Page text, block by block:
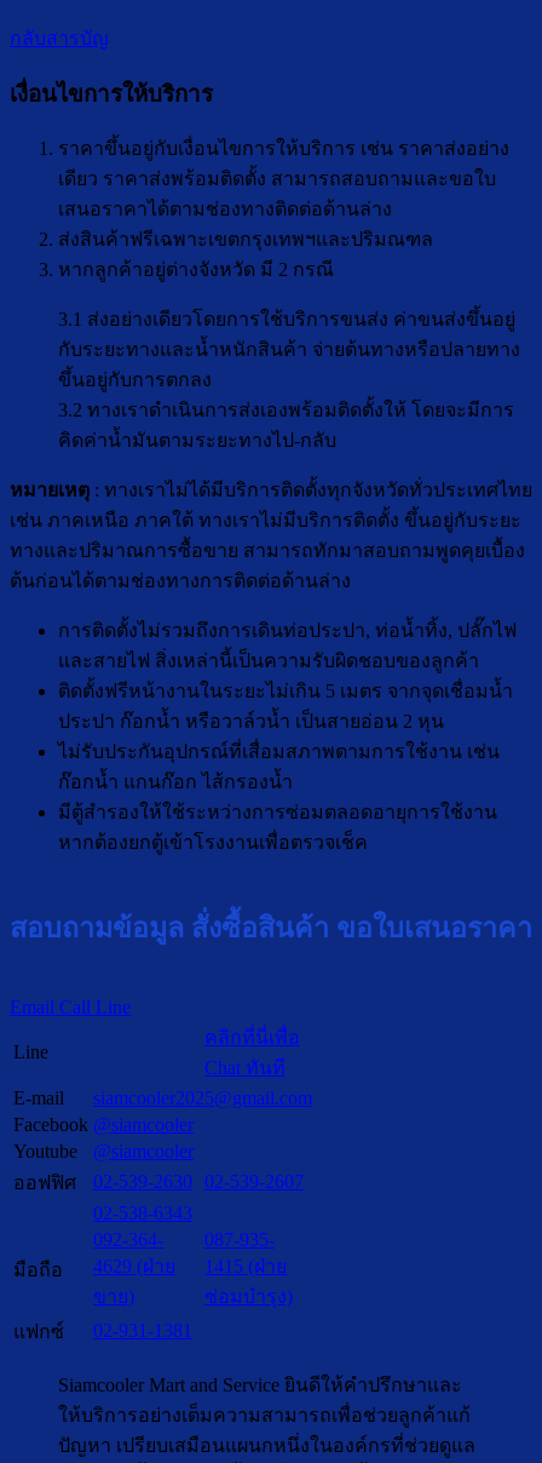
กลับสารบัญ
เงื่อนไขการให้บริการ
ราคาขึ้นอยู่กับเงื่อนไขการให้บริการ เช่น ราคาส่งอย่าง
เดียว ราคาส่งพร้อมติดตั้ง สามารถสอบถามและขอใบ
เสนอราคาได้ตามช่องทางติดต่อด้านล่าง
ส่งสินค้าฟรีเฉพาะเขตกรุงเทพฯและปริมณฑล
หากลูกค้าอยู่ต่างจังหวัด มี 2 กรณี
3.1 ส่งอย่างเดียวโดยการใช้บริการขนส่ง ค่าขนส่งขึ้นอยู่
กับระยะทางและน้ำหนักสินค้า จ่ายต้นทางหรือปลายทาง
ขึ้นอยู่กับการตกลง
3.2 ทางเราดำเนินการส่งเองพร้อมติดตั้งให้ โดยจะมีการ
คิดค่าน้ำมันตามระยะทางไป-กลับ
หมายเหตุ : ทางเราไม่ได้มีบริการติดตั้งทุกจังหวัดทั่วประเทศไทย
เช่น ภาคเหนือ ภาคใต้ ทางเราไม่มีบริการติดตั้ง ขึ้นอยู่กับระยะ
ทางและปริมาณการซื้อขาย สามารถทักมาสอบถามพูดคุยเบื้อง
ต้นก่อนได้ตามช่องทางการติดต่อด้านล่าง
การติดตั้งไม่รวมถึงการเดินท่อประปา, ท่อน้ำทิ้ง, ปลั๊กไฟ
และสายไฟ สิ่งเหล่านี้เป็นความรับผิดชอบของลูกค้า
ติดตั้งฟรีหน้างานในระยะไม่เกิน 5 เมตร จากจุดเชื่อมน้ำ
ประปา ก๊อกน้ำ หรือวาล์วน้ำ เป็นสายอ่อน 2 หุน
ไม่รับประกันอุปกรณ์ที่เสื่อมสภาพตามการใช้งาน เช่น
ก๊อกน้ำ แกนก๊อก ไส้กรองน้ำ
มีตู้สำรองให้ใช้ระหว่างการซ่อมตลอดอายุการใช้งาน
หากต้องยกตู้เข้าโรงงานเพื่อตรวจเช็ค
สอบถามข้อมูล สั่งซื้อสินค้า ขอใบเสนอราคา
Email Call Line
Line
คลิกที่นี่เพื่อ
Chat ทันที
E-mail
siamcooler2025@gmail.com
Facebook @siamcooler
Youtube
@siamcooler
ออฟฟิศ
02-539-2630 02-539-2607
02-538-6343
มือถือ
092-364-
4629 (ฝ่าย
ขาย)
087-935-
1415 (ฝ่าย
ซ่อมบำรุง)
แฟกซ์
02-931-1381
Siamcooler Mart and Service ยินดีให้คำปรึกษาและ
ให้บริการอย่างเต็มความสามารถเพื่อช่วยลูกค้าแก้
ปัญหา เปรียบเสมือนแผนกหนึ่งในองค์กรที่ช่วยดูแล